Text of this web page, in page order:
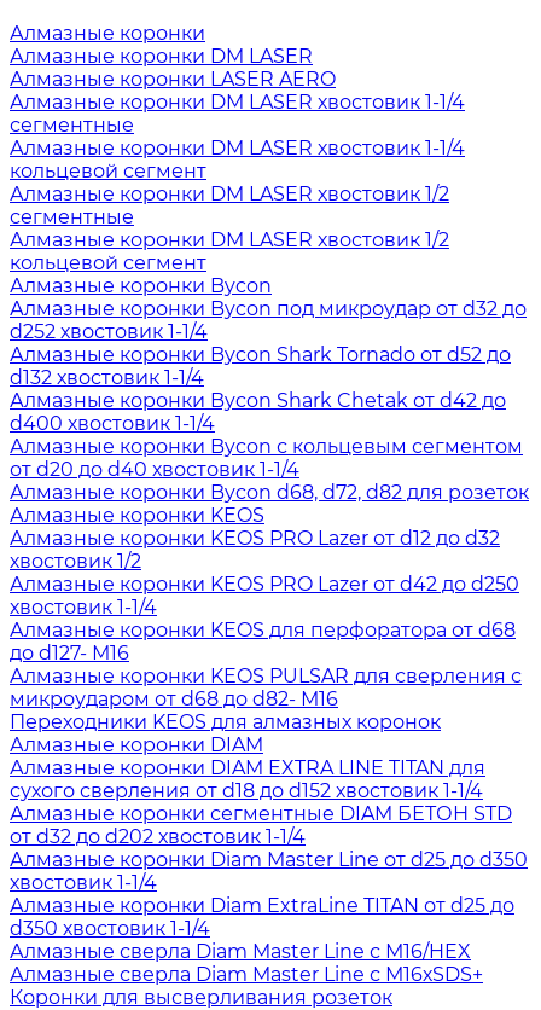
Алмазные коронки
Алмазные коронки DM LASER
Алмазные коронки LASER AERO
Алмазные коронки DM LASER хвостовик 1-1/4
сегментные
Алмазные коронки DM LASER хвостовик 1-1/4
кольцевой сегмент
Алмазные коронки DM LASER хвостовик 1/2
сегментные
Алмазные коронки DM LASER хвостовик 1/2
кольцевой сегмент
Алмазные коронки Bycon
Алмазные коронки Bycon под микроудар от d32 до
d252 хвостовик 1-1/4
Алмазные коронки Bycon Shark Tornado от d52 до
d132 хвостовик 1-1/4
Алмазные коронки Bycon Shark Chetak от d42 до
d400 хвостовик 1-1/4
Алмазные коронки Bycon с кольцевым сегментом
от d20 до d40 хвостовик 1-1/4
Алмазные коронки Bycon d68, d72, d82 для розеток
Алмазные коронки KEOS
Алмазные коронки KEOS PRO Lazer от d12 до d32
хвостовик 1/2
Алмазные коронки KEOS PRO Lazer от d42 до d250
хвостовик 1-1/4
Алмазные коронки KEOS для перфоратора от d68
до d127- М16
Алмазные коронки KEOS PULSAR для сверления с
микроударом от d68 до d82- М16
Переходники KEOS для алмазных коронок
Алмазные коронки DIAM
Алмазные коронки DIAM EXTRA LINE TITAN для
сухого сверления от d18 до d152 хвостовик 1-1/4
Алмазные коронки сегментные DIAM БЕТОН STD
от d32 до d202 хвостовик 1-1/4
Алмазные коронки Diam Master Line от d25 до d350
хвостовик 1-1/4
Алмазные коронки Diam ExtraLine ТITAN от d25 до
d350 хвостовик 1-1/4
Алмазные сверла Diam Master Line с М16/HEX
Алмазные сверла Diam Master Line с М16хSDS+
Коронки для высверливания розеток